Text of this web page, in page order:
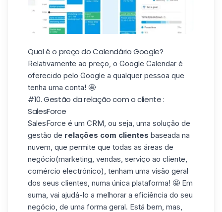
Qual é o preço do Calendário Google?
Relativamente ao preço, o Google Calendar é
oferecido pelo Google a qualquer pessoa que
tenha uma conta! 🤩
#10. Gestão da relação com o cliente :
SalesForce
SalesForce é um CRM, ou seja, uma solução de
gestão de relações com clientes baseada na
nuvem, que permite que todas as áreas de
negócio(marketing, vendas, serviço ao cliente,
comércio electrónico), tenham uma visão geral
dos seus clientes, numa única plataforma! 🤩 Em
suma, vai ajudá-lo a melhorar a eficiência do seu
negócio , de uma forma geral. Está bem, mas,